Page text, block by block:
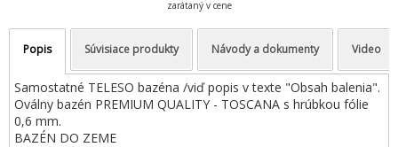
zarátaný v cene
Popis Súvisiace produkty Návody a dokumenty Video
Samostatné TELESO bazéna /viď popis v texte "Obsah balenia".
Oválny bazén PREMIUM QUALITY - TOSCANA s hrúbkou fólie
0,6 mm.
BAZÉN DO ZEME